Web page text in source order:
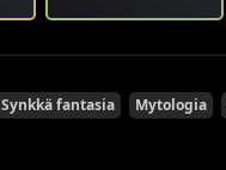
Synkkä fantasia Mytologia